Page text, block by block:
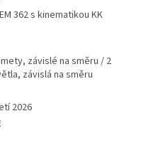
362 s kinematikou KK
závislé na směru / 2
závislá na směru
2026